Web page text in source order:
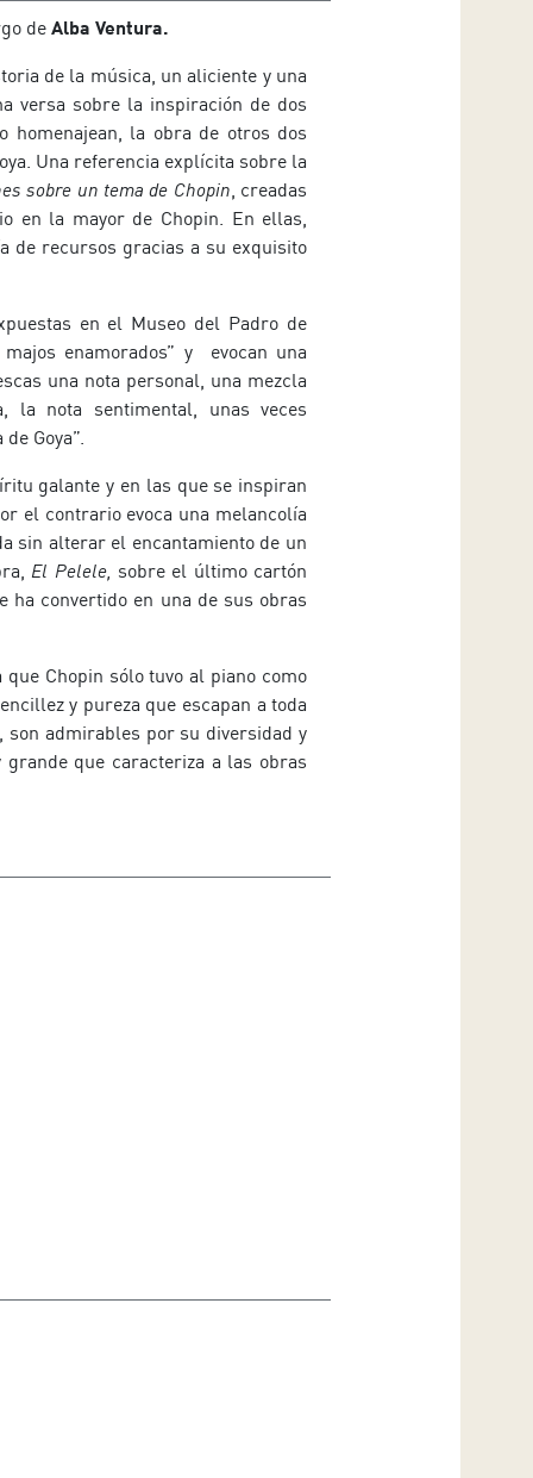
de Alba Ventura.
de la música, un aliciente y una
versa sobre la inspiración de dos
homenajean, la obra de otros dos
Una referencia explícita sobre la
sobre un tema de Chopin, creadas
en la mayor de Chopin. En ellas,
de recursos gracias a su exquisito
en el Museo del Padro de
enamorados” y evocan una
una nota personal, una mezcla
nota sentimental, unas veces
Goya”.
galante y en las que se inspiran
el contrario evoca una melancolía
sin alterar el encantamiento de un
El Pelele, sobre el último cartón
ha convertido en una de sus obras
Chopin sólo tuvo al piano como
y pureza que escapan a toda
admirables por su diversidad y
que caracteriza a las obras